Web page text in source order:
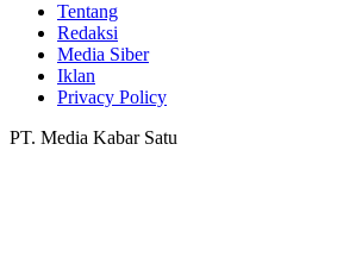
Tentang
Redaksi
Media Siber
Iklan
Privacy Policy
PT. Media Kabar Satu